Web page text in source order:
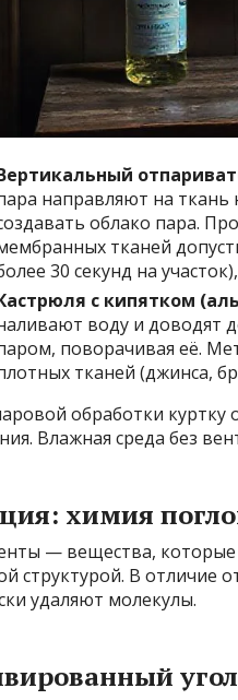
направляют на ткань
облако пара.
тканей
30 секунд на
с кипятком
воду и доводят
поворачивая её.
тканей (джинса,
обработки
Влажная среда без
химия
— вещества,
структурой. В отличие
удаляют молекулы.